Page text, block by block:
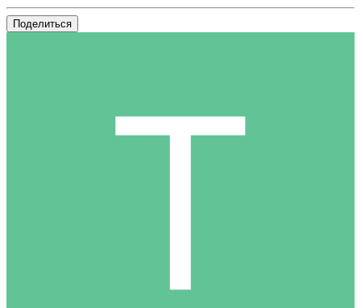
Поделиться